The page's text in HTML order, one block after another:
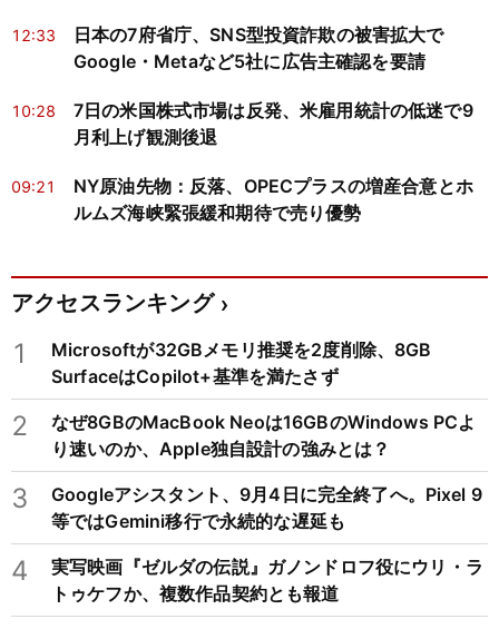
12:33
日本の7府省庁、SNS型投資詐欺の被害拡大で
Google・Metaなど5社に広告主確認を要請
10:28
7日の米国株式市場は反発、米雇用統計の低迷で9
月利上げ観測後退
09:21
NY原油先物：反落、OPECプラスの増産合意とホ
ルムズ海峡緊張緩和期待で売り優勢
アクセスランキング
1
Microsoftが32GBメモリ推奨を2度削除、8GB
SurfaceはCopilot+基準を満たさず
2
なぜ8GBのMacBook Neoは16GBのWindows PCよ
り速いのか、Apple独自設計の強みとは？
3
Googleアシスタント、9月4日に完全終了へ。Pixel 9
等ではGemini移行で永続的な遅延も
4
実写映画『ゼルダの伝説』ガノンドロフ役にウリ・ラ
トゥケフか、複数作品契約とも報道